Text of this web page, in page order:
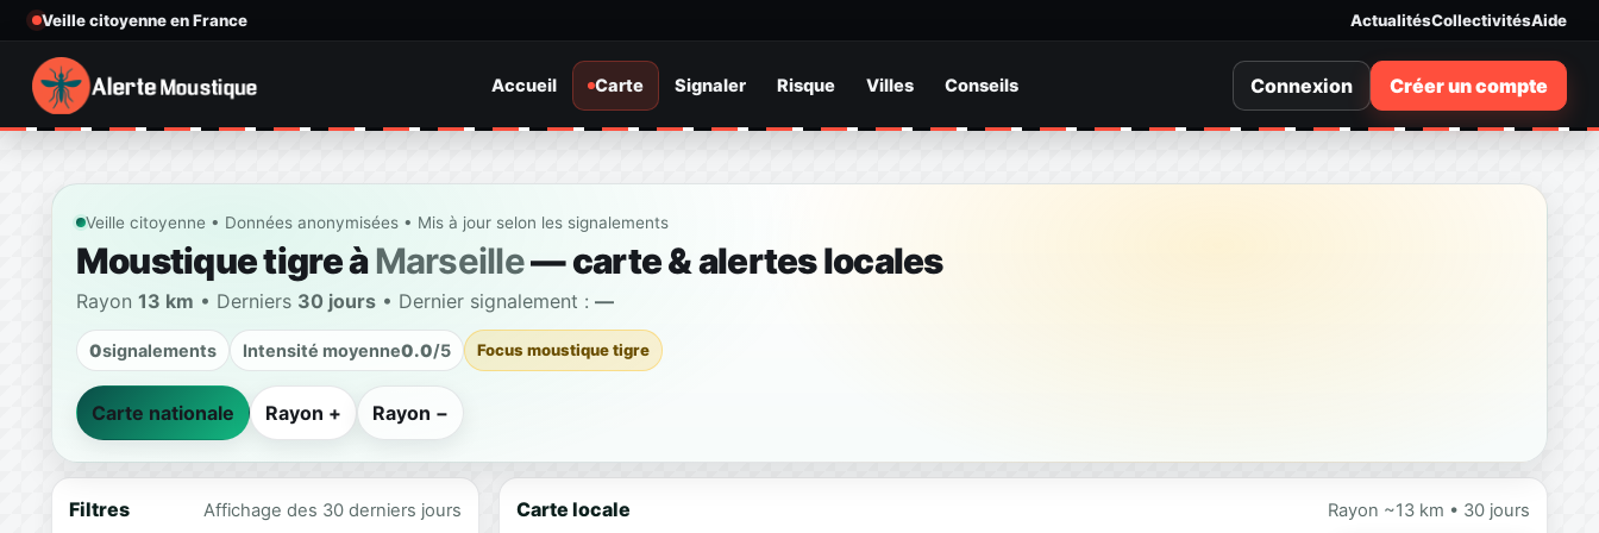
Veille citoyenne en France ActualitésCollectivitésAide
Accueil Carte Signaler Risque Villes Conseils Connexion Créer un compte
Veille citoyenne • Données anonymisées • Mis à jour selon les signalements
Moustique tigre àMarseille— carte & alertes locales
Rayon 13 km • Derniers 30 jours• Dernier signalement : —
0signalements Intensité moyenne0.0/5 Focus moustique tigre
Carte nationale Rayon + Rayon −
Filtres Affichage des 30 derniers jours Carte locale Rayon ~13 km • 30 jours